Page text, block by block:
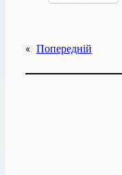
« Попередній